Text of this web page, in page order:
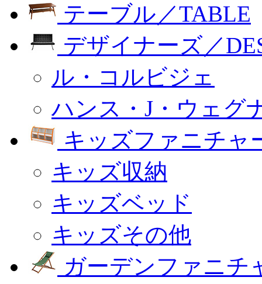
テーブル／TABLE
デザイナーズ／
ル・コルビジェ
ハンス・J・ウェグ
キッズファニチャ
キッズ収納
キッズベッド
キッズその他
ガーデンファニチ